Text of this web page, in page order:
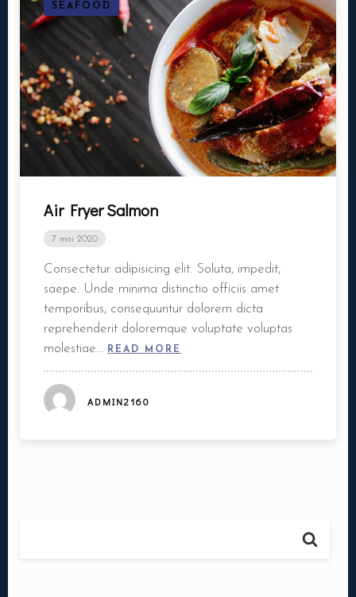
SEAFOOD
Air Fryer Salmon
7 mai 2020
Consectetur adipisicing elit. Soluta, impedit,
saepe. Unde minima distinctio officiis amet
temporibus, consequuntur dolorem dicta
reprehenderit doloremque voluptate voluptas
molestiae…
READ MORE
ADMIN2160